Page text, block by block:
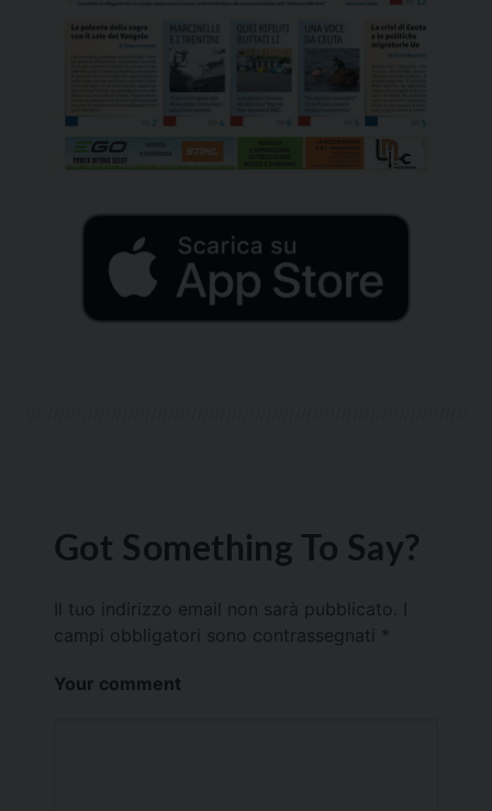
Got Something To Say?
Il tuo indirizzo email non sarà pubblicato.
campi obbligatori sono contrassegnati *
Your comment